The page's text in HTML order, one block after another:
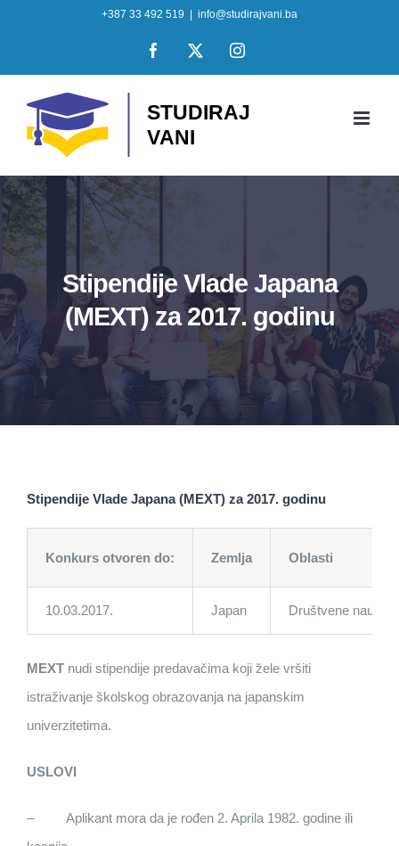
+387 33 492 519 info@studirajvani.ba
Facebook
X Instagram
Stipendije Vlade Japana
(MEXT) za 2017. godinu
Stipendije Vlade Japana (MEXT) za 2017. godinu
Konkurs otvoren do: Zemlja Oblasti
10.03.2017. Japan Društvene nauke,
MEXT nudi stipendije predavačima koji žele vršiti
istraživanje školskog obrazovanja na japanskim
univerzitetima.
USLOVI
– Aplikant mora da je rođen 2. Aprila 1982. godine ili